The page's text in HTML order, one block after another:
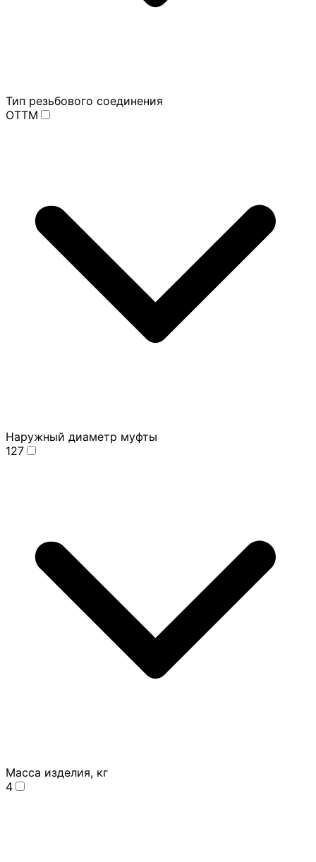
Тип резьбового соединения
ОТТМ
Наружный диаметр муфты
127
Масса изделия, кг
4